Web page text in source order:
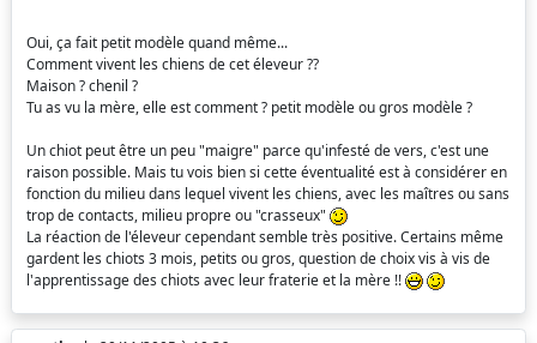
Oui, ça fait petit modèle quand même...
Comment vivent les chiens de cet éleveur ??
Maison ? chenil ?
Tu as vu la mère, elle est comment ? petit modèle ou gros modèle ?
Un chiot peut être un peu "maigre" parce qu'infesté de vers, c'est une
raison possible. Mais tu vois bien si cette éventualité est à considérer en
fonction du milieu dans lequel vivent les chiens, avec les maîtres ou sans
trop de contacts, milieu propre ou "crasseux"
La réaction de l'éleveur cependant semble très positive. Certains même
gardent les chiots 3 mois, petits ou gros, question de choix vis à vis de
l'apprentissage des chiots avec leur fraterie et la mère !!